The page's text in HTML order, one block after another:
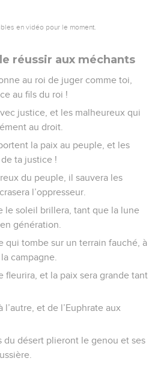
en vidéo pour le moment.
réussir aux méchants
au roi de juger comme toi,
au fils du roi !
justice, et les malheureux qui
au droit.
la paix au peuple, et les
ta justice !
du peuple, il sauvera les
l’oppresseur.
le soleil brillera, tant que la lune
génération.
qui tombe sur un terrain fauché, à
campagne.
fleurira, et la paix sera grande tant
l’autre, et de l’Euphrate aux
du désert plieront le genou et ses